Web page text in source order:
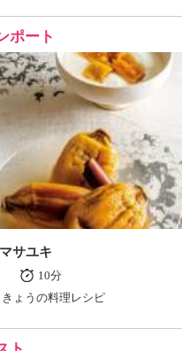
ポート
サユキ
10分
ょうの料理レシピ